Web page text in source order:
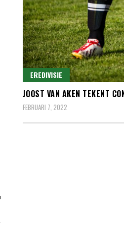
EREDIVISIE
JOOST VAN AKEN TEKENT
FEBRUARI 7, 2022